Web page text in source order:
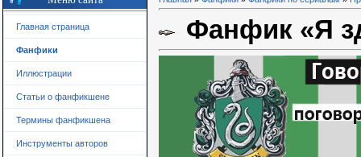
Главная страница
Фанфики
Иллюстрации
Статьи о фанфикшене
Термины фанфикшена
Инструменты авторов
Фанфик «Я